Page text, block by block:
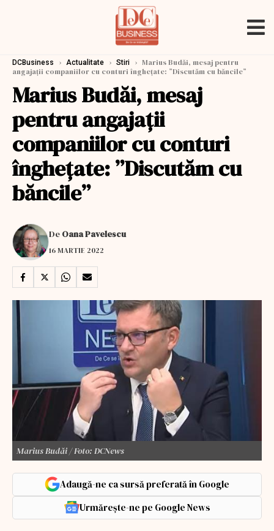
DCBusiness › Actualitate › Stiri › Marius Budăi, mesaj pentru
angajații companiilor cu conturi înghețate: ”Discutăm cu băncile”
Marius Budăi, mesaj
pentru angajații
companiilor cu conturi
înghețate: ”Discutăm cu
băncile”
De Oana Pavelescu
16 MARTIE 2022
Marius Budăi / Foto: DCNews
Adaugă-ne ca sursă preferată în Google
Urmărește-ne pe Google News